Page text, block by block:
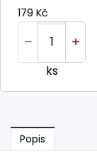
179 Kč
ks
Popis